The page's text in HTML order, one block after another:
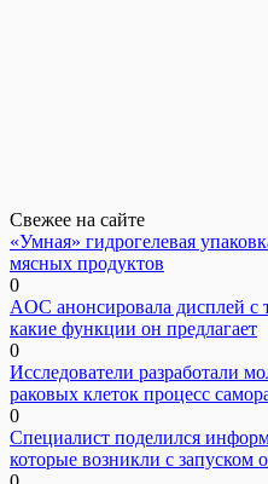
Свежее на сайте
«Умная» гидрогелевая
мясных продуктов
0
AOC анонсировала дисплей
какие функции он предлагает
0
Исследователи разработали
раковых клеток процесс
0
Специалист поделился
которые возникли с